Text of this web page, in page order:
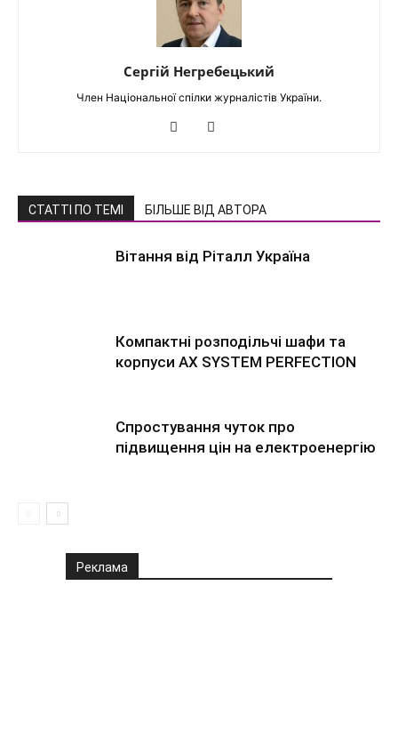
Сергій Негребецький
Член Національної спілки журналістів України.
СТАТТІ ПО ТЕМІ БІЛЬШЕ ВІД АВТОРА
Вітання від Ріталл Україна
Компактні розподільчі шафи та
корпуси AX SYSTEM PERFECTION
Спростування чуток про
підвищення цін на електроенергію
Реклама